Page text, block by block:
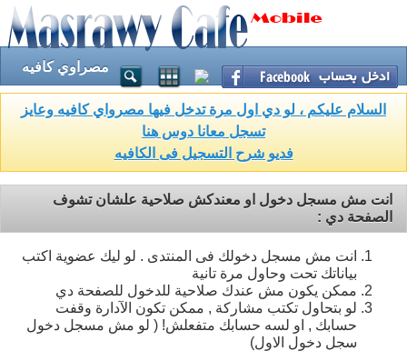
مصراوي كافيه
السلام عليكم ، لو دي اول مرة تدخل فيها مصرواي كافيه وعايز
تسجل معانا دوس هنا
فديو شرح التسجيل فى الكافيه
انت مش مسجل دخول او معندكش صلاحية علشان تشوف
الصفحة دي :
انت مش مسجل دخولك فى المنتدى . لو ليك عضوية اكتب
بياناتك تحت وحاول مرة تانية
ممكن يكون مش عندك صلاحية للدخول للصفحة دي
لو بتحاول تكتب مشاركة , ممكن تكون الآدارة وقفت
حسابك , او لسه حسابك متفعلش! ( لو مش مسجل دخول
سجل دخول الاول)